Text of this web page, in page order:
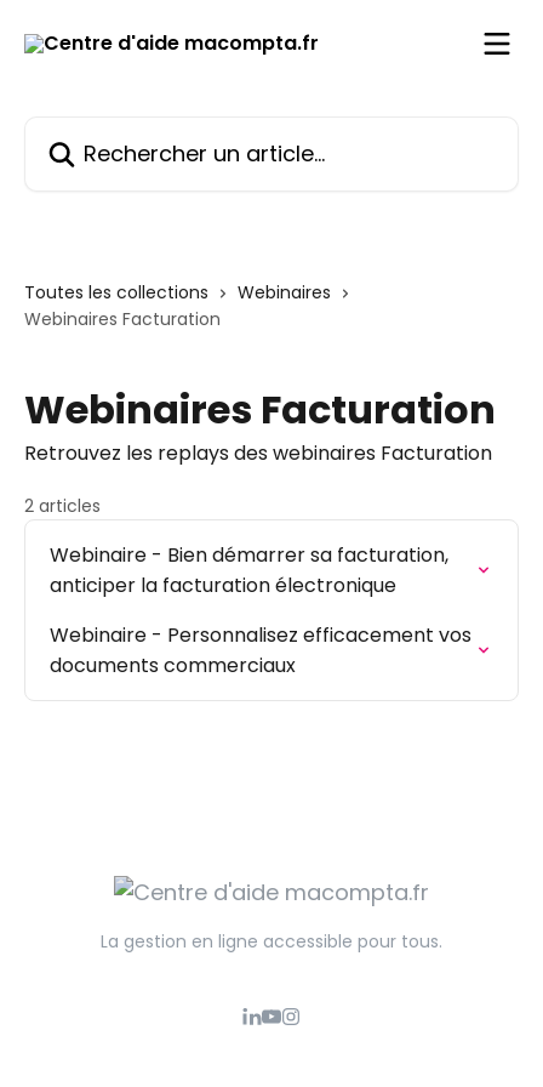
Toutes les collections
Webinaires
Webinaires Facturation
Webinaires Facturation
Retrouvez les replays des webinaires Facturation
2 articles
Webinaire - Bien démarrer sa facturation,
anticiper la facturation électronique
Webinaire - Personnalisez efficacement vos
documents commerciaux
La gestion en ligne accessible pour tous.